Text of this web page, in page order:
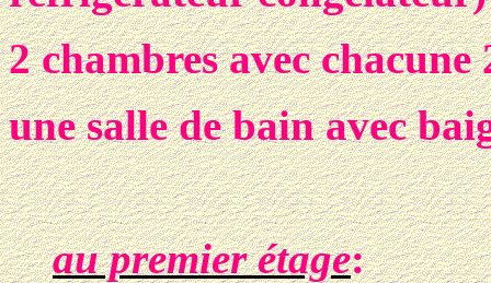
2 chambres avec chacune
unesalle de bain avec
aupremier étage: